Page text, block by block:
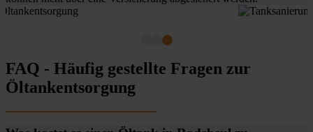
FAQ - Häufig gestellte Fragen zur
Öltankentsorgung